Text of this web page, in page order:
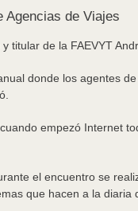
Agencias de Viajes
titular de la FAEVYT
donde los agentes
empezó Internet
el encuentro se
que hacen a la diaria